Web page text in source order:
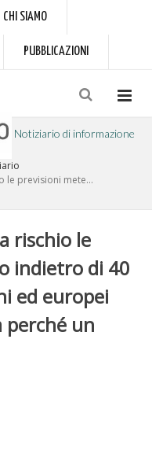
CHI SIAMO
PUBBLICAZIONI
Notiziario di informazione
le previsioni mete...
rischio le
indietro di 40
ed europei
perché un